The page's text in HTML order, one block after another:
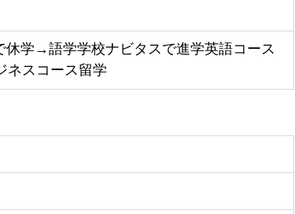
休学→語学学校ナビタスで進学英語コース
ネスコース留学